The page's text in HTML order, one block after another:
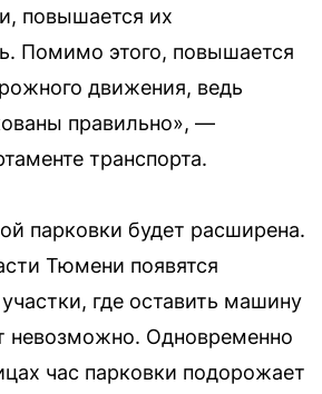
повышается их
Помимо этого, повышается
движения, ведь
правильно», —
транспорта.
парковки будет расширена.
Тюмени появятся
где оставить машину
невозможно. Одновременно
час парковки подорожает